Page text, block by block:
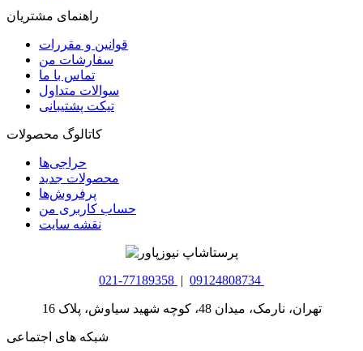
راهنمای مشتریان
قوانین و مقررات
سفارشات من
تماس با ما
سوالات متداول
تیکت پشتیبانی
کاتالوگ محصولات
حراجی‌ها
محصولات جدید
پرفروش‌ها
حساب کاربری من
نقشه سایت
021-77189358 | 09124808734
تهران، نارمک، میدان 48، کوچه شهید سیاوش، پلاک 16
شبکه های اجتماعی